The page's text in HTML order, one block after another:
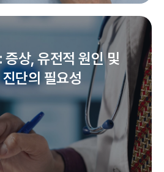
증상, 유전적 원인 및
단의 필요성